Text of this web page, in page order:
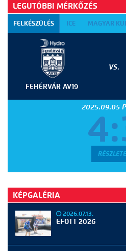
LEGUTÓBBI MÉRKŐZÉS
FELKÉSZÜLÉS ICE MAGYAR
FEHÉRVÁR AV19
VS.
2025.09.05
KÉPGALÉRIA
2026.07.13.
EFOTT 2026